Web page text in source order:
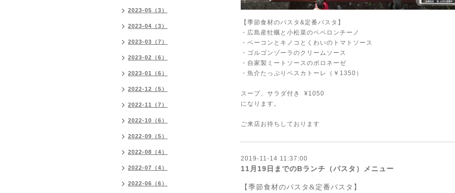
【季節食材のパスタ&定番パスタ】
・広島産牡蠣と小松菜のペペロンチーノ
・ベーコンとキノコとくわいのトマトソース
・ゴルゴンゾーラのクリームソース
・自家製ミートソースのボロネーゼ
・魚介たっぷりペスカトーレ（￥1350）
スープ、サラダ付き ¥1050
になります。
ご来店お待ちしております
2019-11-14 11:37:00
11月19日までのBランチ（パスタ）メニュー
【季節食材のパスタ &定番パスタ】
2023-05（3）
2023-04（3）
2023-03（7）
2023-02（6）
2023-01（6）
2022-12（5）
2022-11（7）
2022-10（6）
2022-09（5）
2022-08（4）
2022-07（4）
2022-06（6）